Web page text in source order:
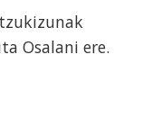
Osalani ere.